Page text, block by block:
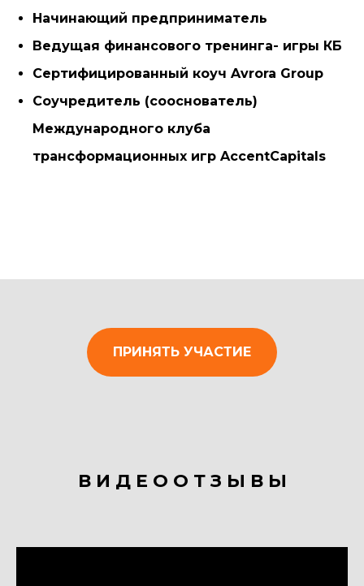
Начинающий предприниматель
Ведущая финансового тренинга- игры КБ
Сертифицированный коуч Avrora Group
Соучредитель (сооснователь)
Международного клуба
трансформационных игр AccentCapitals
ПРИНЯТЬ УЧАСТИЕ
В И Д Е О О Т З Ы В Ы